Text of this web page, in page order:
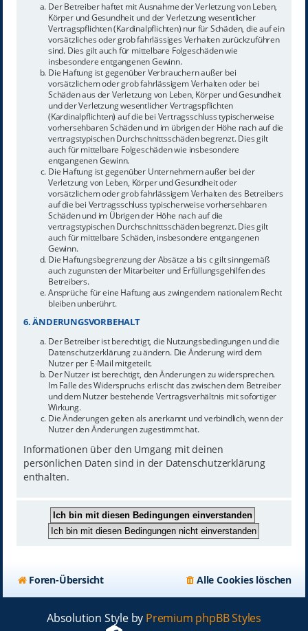
Der Betreiber haftet mit Ausnahme der Verletzung von Leben,
Körper und Gesundheit und der Verletzung wesentlicher
Vertragspflichten (Kardinalpflichten) nur für Schäden, die auf ein
vorsätzliches oder grob fahrlässiges Verhalten zurückzuführen
sind. Dies gilt auch für mittelbare Folgeschäden wie
insbesondere entgangenen Gewinn.
Die Haftung ist gegenüber Verbrauchern außer bei
vorsätzlichem oder grob fahrlässigem Verhalten oder bei
Schäden aus der Verletzung von Leben, Körper und Gesundheit
und der Verletzung wesentlicher Vertragspflichten
(Kardinalpflichten) auf die bei Vertragsschluss typischerweise
vorhersehbaren Schäden und im übrigen der Höhe nach auf die
vertragstypischen Durchschnittsschäden begrenzt. Dies gilt
auch für mittelbare Folgeschäden wie insbesondere
entgangenen Gewinn.
Die Haftung ist gegenüber Unternehmern außer bei der
Verletzung von Leben, Körper und Gesundheit oder
vorsätzlichem oder grob fahrlässigem Verhalten des Betreibers
auf die bei Vertragsschluss typischerweise vorhersehbaren
Schäden und im Übrigen der Höhe nach auf die
vertragstypischen Durchschnittsschäden begrenzt. Dies gilt
auch für mittelbare Schäden, insbesondere entgangenen
Gewinn.
Die Haftungsbegrenzung der Absätze a bis c gilt sinngemäß
auch zugunsten der Mitarbeiter und Erfüllungsgehilfen des
Betreibers.
Ansprüche für eine Haftung aus zwingendem nationalem Recht
bleiben unberührt.
6. ÄNDERUNGSVORBEHALT
Der Betreiber ist berechtigt, die Nutzungsbedingungen und die
Datenschutzerklärung zu ändern. Die Änderung wird dem
Nutzer per E-Mail mitgeteilt.
Der Nutzer ist berechtigt, den Änderungen zu widersprechen.
Im Falle des Widerspruchs erlischt das zwischen dem Betreiber
und dem Nutzer bestehende Vertragsverhältnis mit sofortiger
Wirkung.
Die Änderungen gelten als anerkannt und verbindlich, wenn der
Nutzer den Änderungen zugestimmt hat.
Informationen über den Umgang mit deinen
persönlichen Daten sind in der Datenschutzerklärung
enthalten.
Foren-Übersicht Alle Cookies löschen
Absolution Style by Premium phpBB Styles